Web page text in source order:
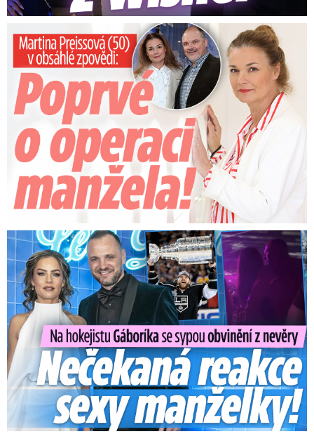
Preissová (50) v obsáhlé zpovědi: Poprvé o operaci manžela
Na Gáboríka se sypou obvinění z nevěry: Reakce manželky!